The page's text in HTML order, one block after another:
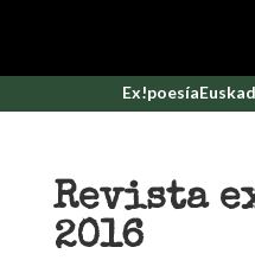
Revista
2016